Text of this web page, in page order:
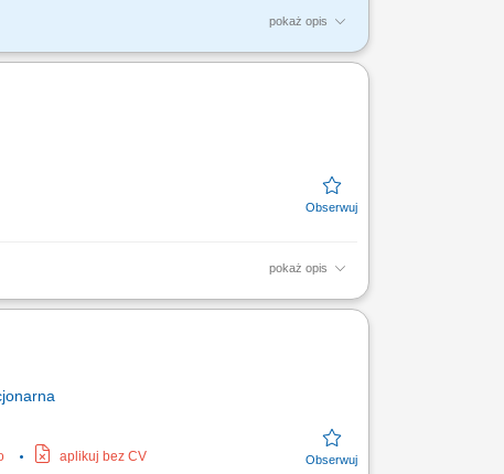
pokaż opis
Wodnej, w tym współpraca z
pokaż opis
administracyjnymi uczelni.
aplikuj bez CV